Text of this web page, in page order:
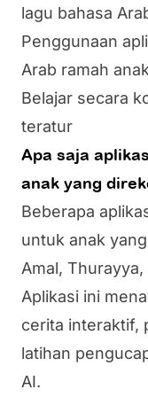
lagu bahasa
Penggunaan
Arab ramah
Belajar secara
teratur
Apa saja
anak yang
Beberapa
untuk anak
Amal,
Aplikasi ini
cerita interaktif,
latihan
AI.